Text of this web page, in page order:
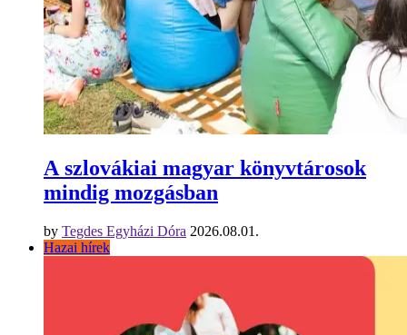
A szlovákiai magyar könyvtárosok
mindig mozgásban
by Tegdes Egyházi Dóra 2026.08.01.
Hazai hírek